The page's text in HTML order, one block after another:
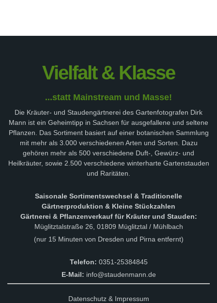
Vielfalt & Klasse
...statt Mainstream und Masse!
Die Kräuter- und Staudengärtnerei des Gartenfotografen Dirk
Mann ist ein Geheimtipp in Sachsen für ausgefallene und seltene
Pflanzen. Das Sortiment basiert auf einer botanischen Sammlung
mit mehr als 3.000 verschiedenen Arten und Sorten. Dazu
gehören mehr als 500 verschiedene Duft-, Gewürz- und
Heilkräuter, sowie 2.500 verschiedene winterharte Gartenstauden
und Raritäten.
Saisonale Sortimentswechsel & Traditionelle
Gärtnerproduktion & Kleine Stückzahlen
Gärtnerei & Pflanzenverkauf für Kräuter und Stauden:
Müglitztalstraße 26, 01809 Müglitztal / Mühlbach
(nur 15 Minuten von Dresden und Pirna entfernt)
Telefon: 0351-25384845
E-Mail: info@staudenmann.de
Datenschutz & Impressum